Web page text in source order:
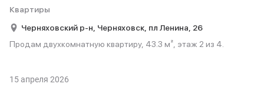
Квартиры
Черняховский р-н, Черняховск, пл Ленина, 26
Продам двухкомнатную квартиру, 43.3 м², этаж 2 из 4.
15 апреля 2026